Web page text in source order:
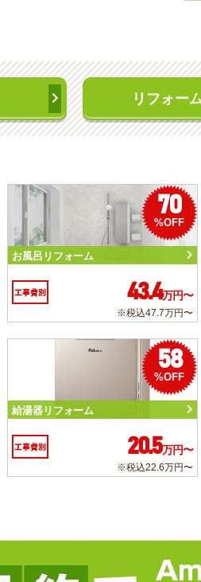
リフォー
70
%OFF
お風呂リフォーム
工事費別 43.4万円〜
※税込47.7万円〜
58
%OFF
給湯器リフォーム
工事費別 20.5万円〜
※税込22.6万円〜